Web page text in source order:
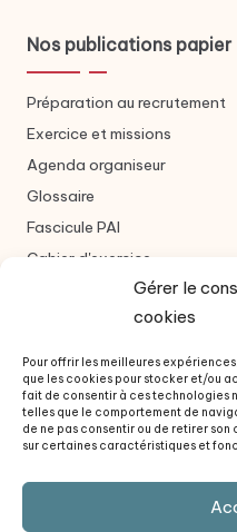
Gérer le
cookies
Pour offrir les meilleures
que les cookies pour stocker et/ou
fait de consentir à ces technologies
telles que le comportement de
de ne pas consentir ou de retirer
sur certaines caractéristiques et
Nos publications papier
Préparation au recrutement
Exercice et missions
Agenda organiseur
Glossaire
Fascicule PAI
Cahier d'exercice
Formulaire de contact
À propos des auteurs
Questions fréquentes
Revue de presse
Politique de confidentialité